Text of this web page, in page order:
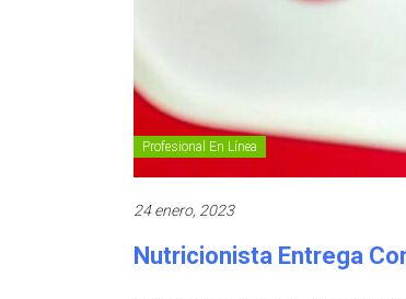
Profesional En Línea
24 enero, 2023
Nutricionista Entrega